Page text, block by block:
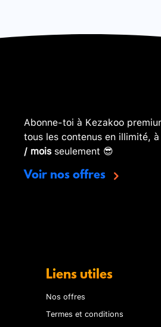
Abonne-toi à Kezakoo
tous les contenus en illimité,
/ moisseulement 😎
Voir nos offres
Liens utiles
Nos offres
Termes et conditions